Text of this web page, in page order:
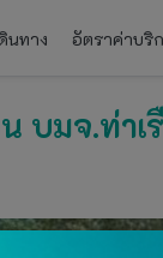
นทาง อัตราค่าบริ
มจ.ท่าเ